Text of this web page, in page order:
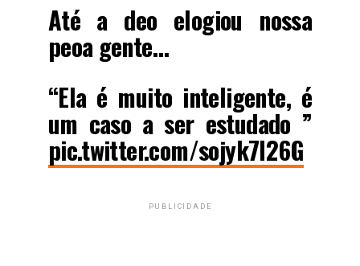
Até a deo elogiou nossa
peoa gente…
“Ela é muito inteligente, é
um caso a ser estudado ”
pic.twitter.com/sojyk7I26G
PUBLICIDADE